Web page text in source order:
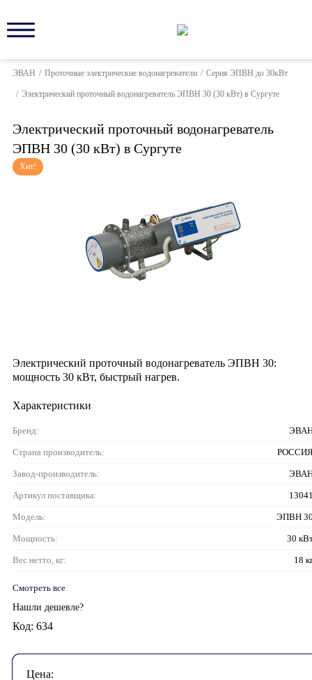
ЭВАН / Проточные электрические водонагреватели / Серия ЭПВН до 30кВт
/ Электрический проточный водонагреватель ЭПВН 30 (30 кВт) в Сургуте
Электрический проточный водонагреватель
ЭПВН 30 (30 кВт) в Сургуте
Хит!
Электрический проточный водонагреватель ЭПВН 30:
мощность 30 кВт, быстрый нагрев.
Характеристики
Бренд:
Страна производитель:
Завод-производитель:
Артикул поставщика:
Модель: ЭПВН
Мощность: 30
Вес нетто, кг: 18
Смотреть все
Нашли дешевле?
Код: 634
Цена: